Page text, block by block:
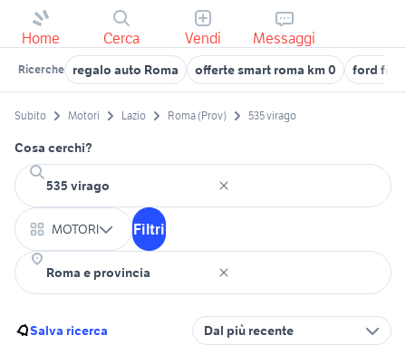
Home Cerca Vendi Messaggi
Ricerche regalo auto Roma offerte smart roma km 0 ford
Subito Motori Lazio Roma (Prov) 535 virago
Cosa cerchi?
MOTORI Filtri
Salva ricerca Dal più recente